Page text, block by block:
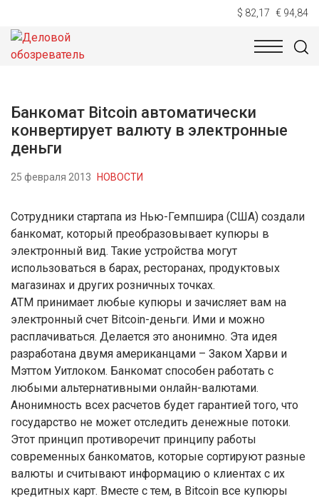
$ 82,17 € 94,84
НОВОСТИ
Банкомат Bitcoin автоматически
конвертирует валюту в электронные
деньги
25 февраля 2013 НОВОСТИ
Сотрудники стартапа из Нью-Гемпшира (США) создали
банкомат, который преобразовывает купюры в
электронный вид. Такие устройства могут
использоваться в барах, ресторанах, продуктовых
магазинах и других розничных точках.
ATM принимает любые купюры и зачисляет вам на
электронный счет Bitcoin-деньги. Ими и можно
расплачиваться. Делается это анонимно. Эта идея
разработана двумя американцами – Заком Харви и
Мэттом Уитлоком. Банкомат способен работать с
любыми альтернативными онлайн-валютами.
Анонимность всех расчетов будет гарантией того, что
государство не может отследить денежные потоки.
Этот принцип противоречит принципу работы
современных банкоматов, которые сортируют разные
валюты и считывают информацию о клиентах с их
кредитных карт. Вместе с тем, в Bitcoin все купюры